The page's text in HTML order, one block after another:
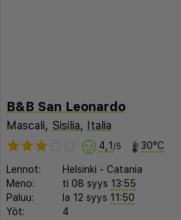
B&B San Leonardo
Mascali, Sisilia, Italia
4,1 /5 30°C
Lennot: Helsinki - Catania
Meno:
ti 08 syys 13:55
Paluu:
la 12 syys 11:50
Yöt:
4